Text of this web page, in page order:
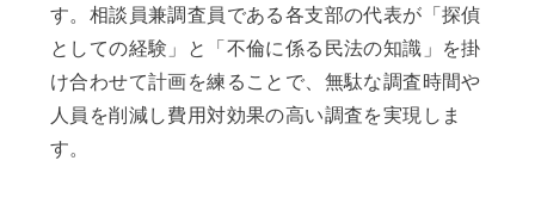
す。相談員兼調査員である各支部の代表が「探偵
としての経験」と「不倫に係る民法の知識」を掛
け合わせて計画を練ることで、無駄な調査時間や
人員を削減し費用対効果の高い調査を実現しま
す。